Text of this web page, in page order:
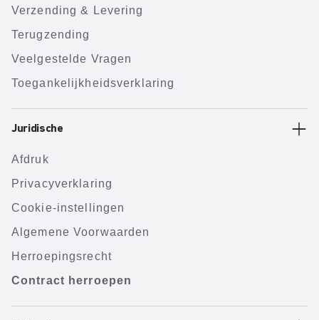
Verzending & Levering
Terugzending
Veelgestelde Vragen
Toegankelijkheidsverklaring
Juridische
Afdruk
Privacyverklaring
Cookie-instellingen
Algemene Voorwaarden
Herroepingsrecht
Contract herroepen